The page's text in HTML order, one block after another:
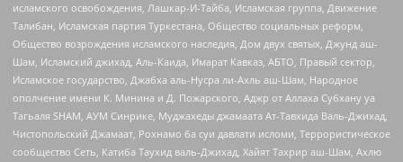
исламского освобождения, Лашкар-И-Тайба, Исламская группа, Движение
Талибан, Исламская партия Туркестана, Общество социальных реформ,
Общество возрождения исламского наследия, Дом двух святых, Джунд аш-
Шам, Исламский джихад, Аль-Каида, Имарат Кавказ, АБТО, Правый сектор,
Исламское государство, Джабха аль-Нусра ли-Ахль аш-Шам, Народное
ополчение имени К. Минина и Д. Пожарского, Аджр от Аллаха Субхану уа
Тагьаля SHAM, АУМ Синрике, Муджахеды джамаата Ат-Тавхида Валь-Джихад,
Чистопольский Джамаат, Рохнамо ба суи давлати исломи, Террористическое
сообщество Сеть, Катиба Таухид валь-Джихад, Хайят Тахрир аш-Шам, Ахлю